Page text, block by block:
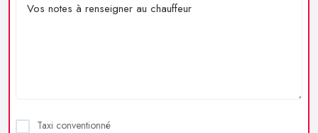
Taxi conventionné